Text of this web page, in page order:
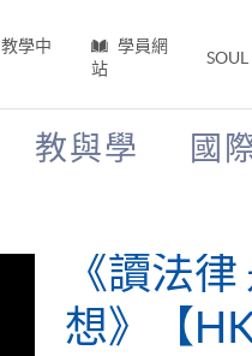
教學中
學員網
站
SOUL
教與學 國
《讀法
想》【